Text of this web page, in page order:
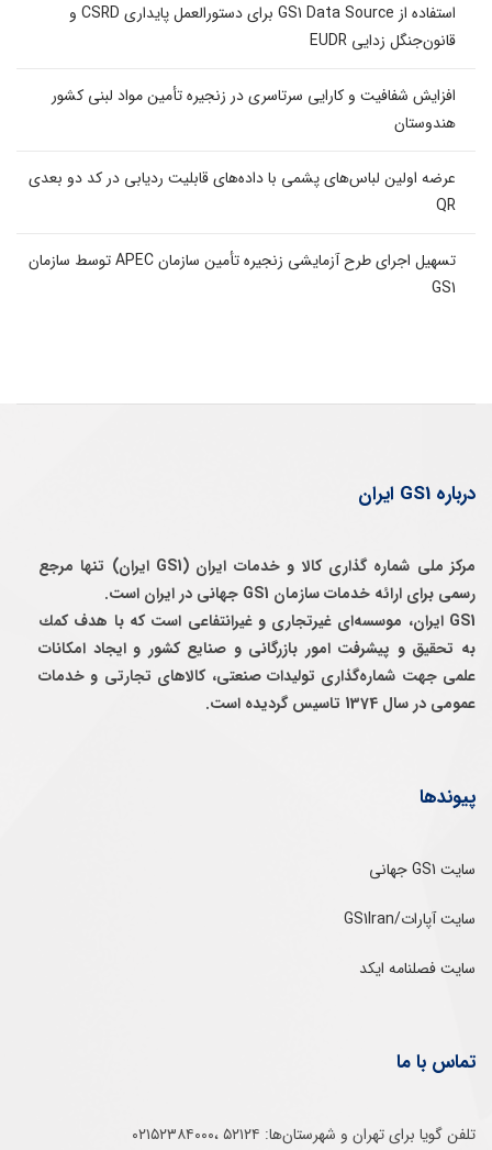
استفاده از GS1 Data Source برای دستورالعمل پایداری CSRD و
قانون‌جنگل زدایی EUDR
افزایش شفافیت و کارایی سرتاسری در زنجیره تأمین مواد لبنی کشور
هندوستان
عرضه اولین لباس‌های پشمی با داده‌های قابلیت ردیابی در کد دو بعدی
QR
تسهیل اجرای طرح آزمایشی زنجیره تأمین سازمان APEC توسط سازمان
GS1
درباره GS1 ایران
مرکز ملی شماره گذاری کالا و خدمات ایران (GS1 ایران) تنها مرجع
رسمی برای ارائه خدمات سازمان GS1 جهانی در ایران است.
GS1 ایران، موسسه‌ای غيرتجاری و غيرانتفاعی است كه با هدف كمك
به تحقيق و پيشرفت امور بازرگانی و صنايع كشور و ايجاد امكانات
علمی جهت شماره‌گذاری توليدات صنعتی، كالاهای تجارتی و خدمات
عمومی در سال 1374 تاسيس گرديده است.
پیوندها
سایت GS1 جهانی
سایت آپارات/GS1Iran
سایت فصلنامه ایکد
تماس با ما
تلفن‌ گویا برای‌ تهران‌‌ و‌ شهرستان‌ها:‌ ۵۲۱۲۴ ،۰۲۱۵۲۳۸۴۰۰۰